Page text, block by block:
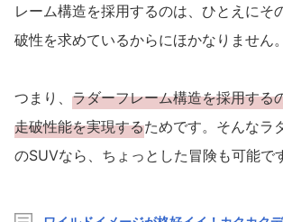
レーム構造を採用するのは、ひとえにそ
破性を求めているからにほかなりません。
つまり、 ラダーフレーム構造を採用する
走破性能を実現するためです。そんなラ
のSUVなら、ちょっとした冒険も可能で